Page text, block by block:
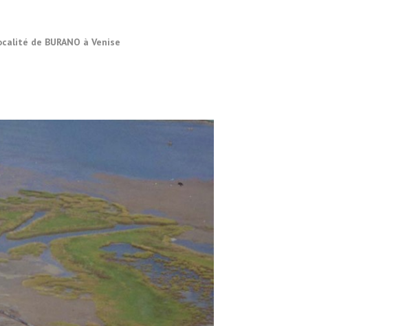
de BURANO à Venise